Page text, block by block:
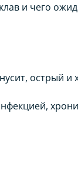
и чего
острый